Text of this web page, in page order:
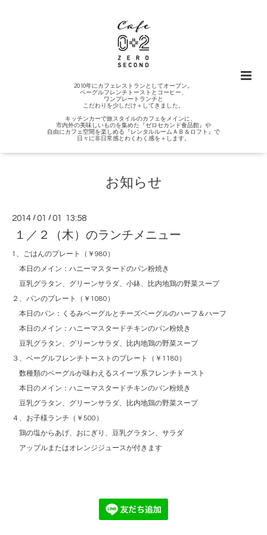
2010年にカフェレストランとしてオープン。
ベーグルフレンチトーストとコーヒー、
ワンプレートランチと
こだわりを少しだけ＋してきました。
キッチンカーで旅スタイルのカフェをメインに、
市内外の美味しいものを集めた『ゼロセカンド食品館』や
自由にカフェ空間を楽しめる『レンタルルームＡＢ＆ロフト』で
日々に非日常感とわくわく感を＋します。
お知らせ
2014 /01 /01 13:58
１／２（木）のランチメニュー
1、ごはんのプレート（￥980）
本日のメイン：ハニーマスタードのパン粉焼き
豆乳グラタン、グリーンサラダ、小鉢、比内地鶏の野菜スープ
２、パンのプレート（￥1080）
本日のパン：くるみベーグルとチーズベーグルのハーフ＆ハーフ
本日のメイン：ハニーマスタードチキンのパン粉焼き
豆乳グラタン、グリーンサラダ、比内地鶏の野菜スープ
３、ベーグルフレンチトーストのプレート（￥1180）
数種類のベーグルが味わえるスイーツ系フレンチトースト
本日のメイン：ハニーマスタードチキンのパン粉焼き
豆乳グラタン、グリーンサラダ、比内地鶏の野菜スープ
４、お子様ランチ（￥500）
鶏の塩からあげ、おにぎり、豆乳グラタン、サラダ
アップルまたはオレンジジュースが付きます